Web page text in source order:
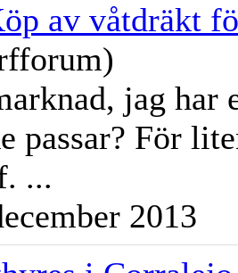
av våtdräkt
, jag har
passar? För
...
2013